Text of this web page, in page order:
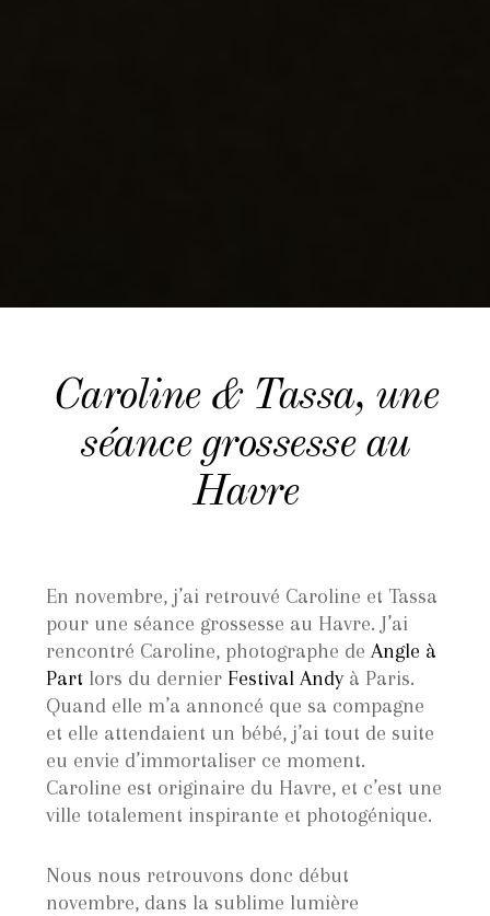
Caroline & Tassa, une
séance grossesse au
Havre
En novembre, j’ai retrouvé Caroline et Tassa
pour une séance grossesse au Havre. J’ai
rencontré Caroline, photographe deAngle à
Part lors du dernier Festival Andyà Paris.
Quand elle m’a annoncé que sa compagne
et elle attendaient un bébé, j’ai tout de suite
eu envie d’immortaliser ce moment.
Caroline est originaire du Havre, et c’est une
ville totalement inspirante et photogénique.
Nous nous retrouvons donc début
novembre, dans la sublime lumière